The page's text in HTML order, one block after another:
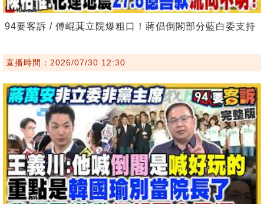
94要客訴 / 傅崐萁立院爆粗口！蔣倡倒閣部分藍白委支持
直播時間：2026/07/30 12:30